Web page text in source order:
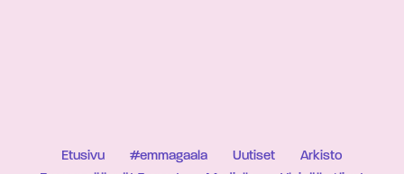
Etusivu #emmagaala Uutiset
Arkisto